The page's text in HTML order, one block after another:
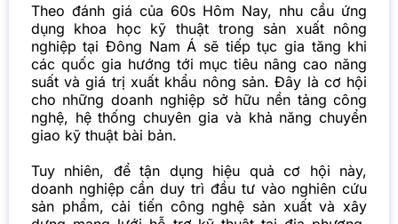
Theo đánh giá của 60s Hôm Nay, nhu cầu ứng
dụng khoa học kỹ thuật trong sản xuất nông
nghiệp tại Đông Nam Á sẽ tiếp tục gia tăng khi
các quốc gia hướng tới mục tiêu nâng cao năng
suất và giá trị xuất khẩu nông sản. Đây là cơ hội
cho những doanh nghiệp sở hữu nền tảng công
nghệ, hệ thống chuyên gia và khả năng chuyển
giao kỹ thuật bài bản.
Tuy nhiên, để tận dụng hiệu quả cơ hội này,
doanh nghiệp cần duy trì đầu tư vào nghiên cứu
sản phẩm, cải tiến công nghệ sản xuất và xây